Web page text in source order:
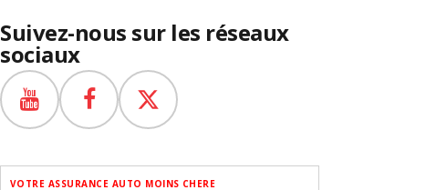
Suivez-nous sur les réseaux
sociaux
VOTRE ASSURANCE AUTO MOINS CHERE